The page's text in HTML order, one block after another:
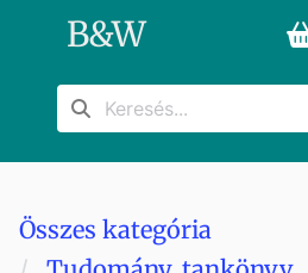
B&W
Összes kategória